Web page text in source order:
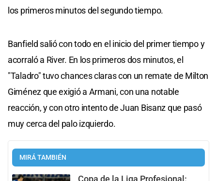
los primeros minutos del segundo tiempo.
Banfield salió con todo en el inicio del primer tiempo y
acorraló a River. En los primeros dos minutos, el
"Taladro" tuvo chances claras con un remate de Milton
Giménez que exigió a Armani, con una notable
reacción, y con otro intento de Juan Bisanz que pasó
muy cerca del palo izquierdo.
MIRÁ TAMBIÉN
Copa de la Liga Profesional: